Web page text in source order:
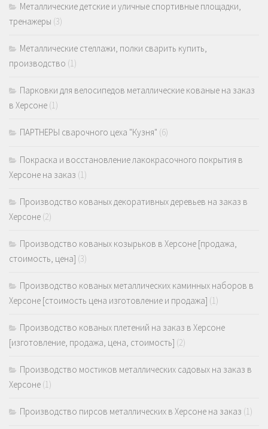
Металлические детские и уличные спортивные площадки,
тренажеры (3)
Металлические стеллажи, полки сварить купить,
производство (1)
Парковки для велосипедов металлические кованые на заказ
в Херсоне (1)
ПАРТНЕРЫ сварочного цеха "Кузня" (6)
Покраска и восстановление лакокрасочного покрытия в
Херсоне на заказ (1)
Производство кованых декоративных деревьев на заказ в
Херсоне (2)
Производство кованых козырьков в Херсоне [продажа,
стоимость, цена] (3)
Производство кованых металлических каминных наборов в
Херсоне [стоимость цена изготовление и продажа] (1)
Производство кованых плетений на заказ в Херсоне
[изготовление, продажа, цена, стоимость] (2)
Производство мостиков металлических садовых на заказ в
Херсоне (1)
Производство пирсов металлических в Херсоне на заказ (1)